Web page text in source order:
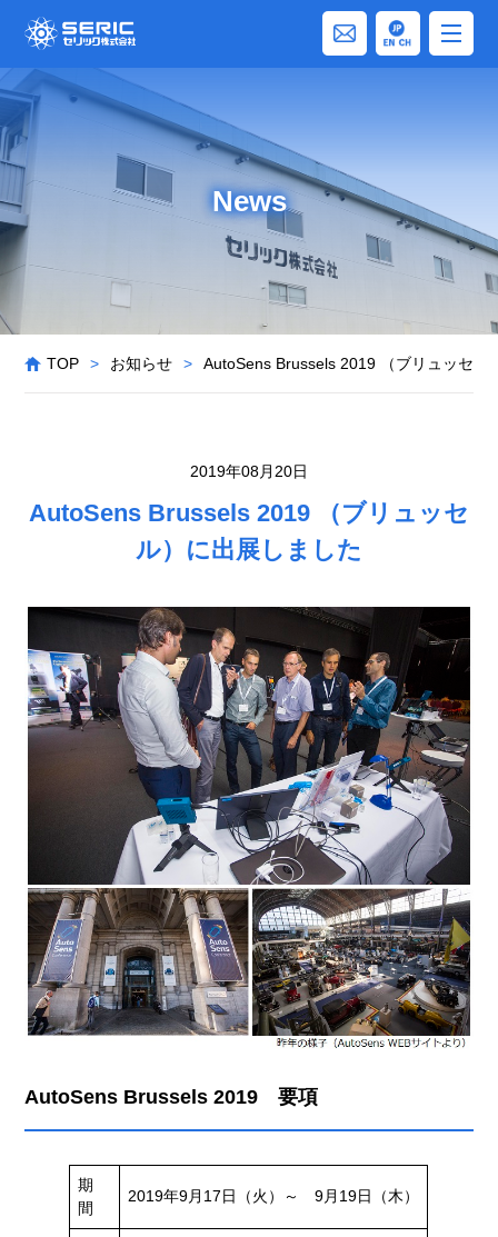
News
TOP > お知らせ > AutoSens Brussels 2019 （ブリュッセル
2019年08月20日
AutoSens Brussels 2019 （ブリュッセ
ル）に出展しました
AutoSens Brussels 2019 要項
期
間
2019年9月17日（火）～ 9月19日（木）